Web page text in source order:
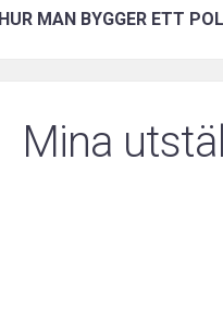
HUR MAN BYGGER ETT
Mina